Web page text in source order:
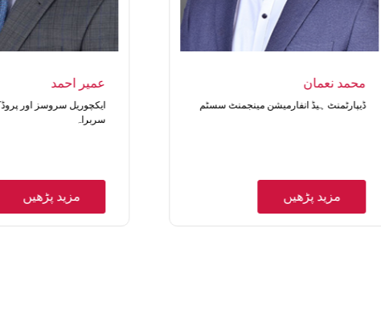
محمد نعمان
ڈیپارٹمنٹ ہیڈ انفارمیشن مینجمنٹ سسٹم
مزید پڑھیں
عمیر احمد
ایکچوریل سروسز اور
سربراہ
مزید پڑھیں